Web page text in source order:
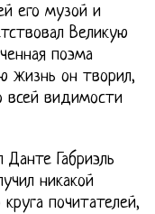
его музой и
Великую
поэма
жизнь он творил,
всей видимости
Габриэль
никакой
почитателей,